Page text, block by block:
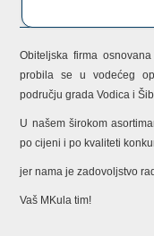
Obiteljska firma
probila se u vodećeg
području grada Vodica i
U našem širokom
po cijeni i po kvaliteti
jer nama je zadovoljstvo
Vaš MKula tim!